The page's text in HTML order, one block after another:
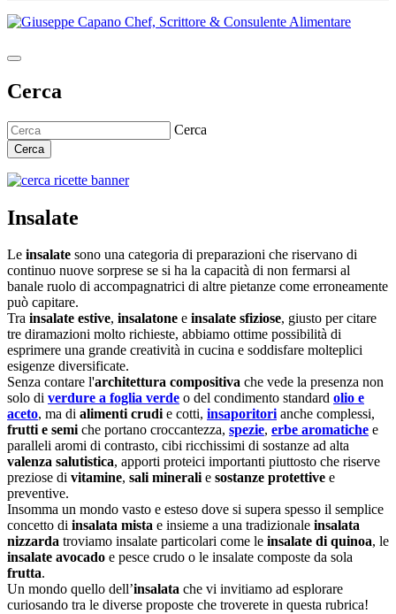
Cerca
Cerca
Cerca
Insalate
Le insalate sono una categoria di preparazioni che riservano di
continuo nuove sorprese se si ha la capacità di non fermarsi al
banale ruolo di accompagnatrici di altre pietanze come erroneamente
può capitare.
Tra insalate estive, insalatone e insalate sfiziose, giusto per citare
tre diramazioni molto richieste, abbiamo ottime possibilità di
esprimere una grande creatività in cucina e soddisfare molteplici
esigenze diversificate.
Senza contare l'architettura compositiva che vede la presenza non
solo di verdure a foglia verde o del condimento standard olio e
aceto, ma di alimenti crudie cotti, insaporitorianche complessi,
frutti e semiche portano croccantezza, spezie, erbe aromatiche e
paralleli aromi di contrasto, cibi ricchissimi di sostanze ad alta
valenza salutistica, apporti proteici importanti piuttosto che riserve
preziose di vitamine, sali mineralie sostanze protettive e
preventive.
Insomma un mondo vasto e esteso dove si supera spesso il semplice
concetto di insalata mista e insieme a una tradizionale insalata
nizzarda troviamo insalate particolari come le insalate di quinoa, le
insalate avocado e pesce crudo o le insalate composte da sola
frutta.
Un mondo quello dell’insalata che vi invitiamo ad esplorare
curiosando tra le diverse proposte che troverete in questa rubrica!